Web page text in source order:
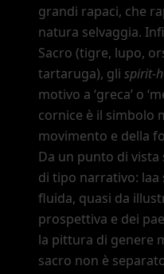
grandi rapaci, che
natura selvaggia.
Sacro (tigre, lupo,
tartaruga), gli spirit-
motivo a ‘greca’ o
cornice è il simbolo
movimento e della
Da un punto di
di tipo narrativo: laa
fluida, quasi da
prospettiva e dei
la pittura di genere
sacro non è